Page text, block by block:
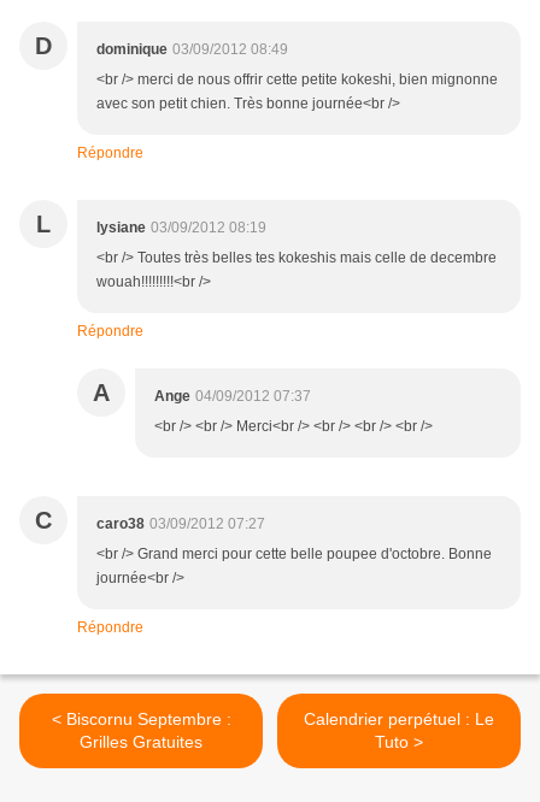
D dominique 03/09/2012 08:49
<br /> merci de nous offrir cette petite kokeshi, bien mignonne
avec son petit chien. Très bonne journée<br />
Répondre
L lysiane 03/09/2012 08:19
<br /> Toutes très belles tes kokeshis mais celle de decembre
wouah!!!!!!!!!<br />
Répondre
A Ange 04/09/2012 07:37
<br /> <br /> Merci<br /> <br /> <br /> <br />
C caro38 03/09/2012 07:27
<br /> Grand merci pour cette belle poupee d'octobre. Bonne
journée<br />
Répondre
< Biscornu Septembre :
Grilles Gratuites
Calendrier perpétuel : Le
Tuto >